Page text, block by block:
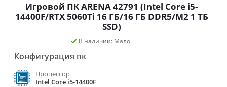
Игровой ПК ARENA 42791 (Intel Core i5-
14400F/RTX 5060Ti 16 ГБ/16 ГБ DDR5/M2 1 ТБ
SSD)
В наличии: Мало
Конфигурация пк
Процессор
Intel Core i5-14400F